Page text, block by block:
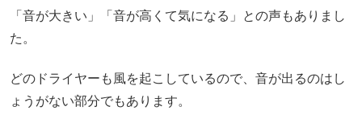
「音が大きい」「音が高くて気になる」との声もありまし
た。
どのドライヤーも風を起こしているので、音が出るのはし
ょうがない部分でもあります。